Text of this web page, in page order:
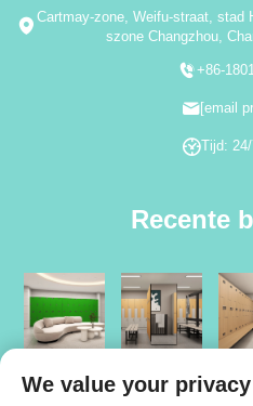
Cartmay-zone, Weifu-straat, stad
szone Changzhou,
+86-
[email
Tijd:
Recente
We value your privacy